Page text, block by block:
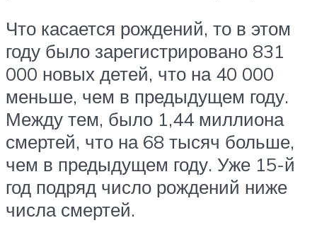
Что касается рождений, то в этом
году было зарегистрировано 831
000 новых детей, что на 40 000
меньше, чем в предыдущем году.
Между тем, было 1,44 миллиона
смертей, что на 68 тысяч больше,
чем в предыдущем году. Уже 15-й
год подряд число рождений ниже
числа смертей.